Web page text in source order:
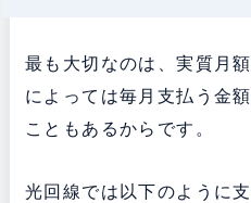
最も大切なのは、実質月
によっては毎月支払う金
こともあるからです。
光回線では以下のように